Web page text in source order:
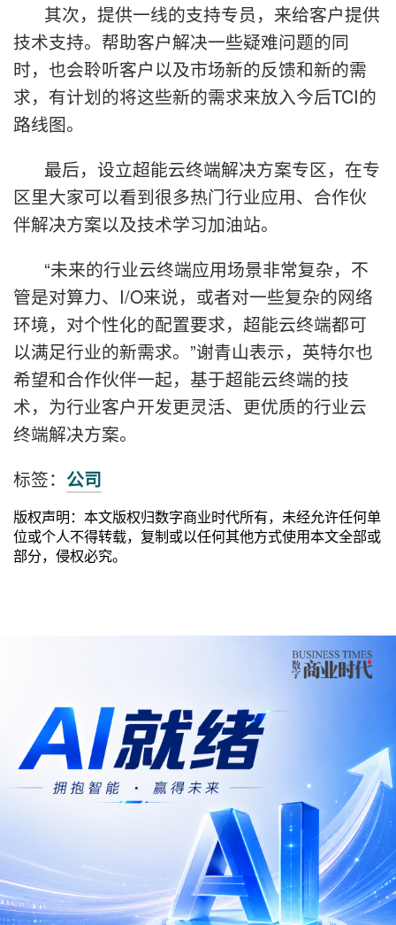
其次，提供一线的支持专员，来给客户提供
技术支持。帮助客户解决一些疑难问题的同
时，也会聆听客户以及市场新的反馈和新的需
求，有计划的将这些新的需求来放入今后TCI的
路线图。
最后，设立超能云终端解决方案专区，在专
区里大家可以看到很多热门行业应用、合作伙
伴解决方案以及技术学习加油站。
“未来的行业云终端应用场景非常复杂，不
管是对算力、I/O来说，或者对一些复杂的网络
环境，对个性化的配置要求，超能云终端都可
以满足行业的新需求。”谢青山表示，英特尔也
希望和合作伙伴一起，基于超能云终端的技
术，为行业客户开发更灵活、更优质的行业云
终端解决方案。
标签： 公司
版权声明：本文版权归数字商业时代所有，未经允许任何单
位或个人不得转载，复制或以任何其他方式使用本文全部或
部分，侵权必究。